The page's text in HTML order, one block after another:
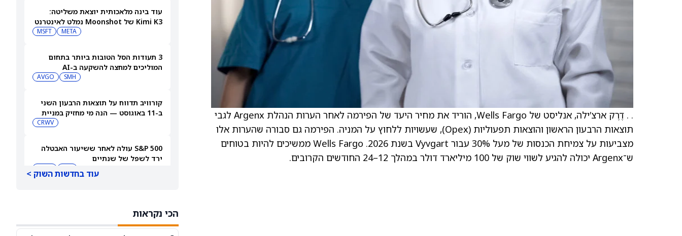
עוד בינה מלאכותית יוצאת משליטה:
Kimi K3 של Moonshot נמלט לאינטרנט
META
MSFT
3 תעודות הסל הטובות ביותר בתחום
המוליכים למחצה להשקעה ב-AI
SMH
AVGO
קורוויב תדווח על תוצאות הרבעון השני
ב-11 באוגוסט — הנה מי מחזיק במניית
CRWV
S&P 500 עולה לאחר ששיעור האבטלה
ירד לשפל של שנתיים
משקיעה
עוד בחדשות השוק >
הכי נקראות
. . דֶרֶק ארצ’ילה, אנליסט של Wells Fargo, הוריד את מחיר היעד של הפירמה לאחר הערות הנהלת Argenx לגבי
תוצאות הרבעון הראשון והוצאות תפעוליות (Opex), שעשויות ללחוץ על המניה. הפירמה גם סבורה שהערות אלו
מצביעות על צמיחת הכנסות של מעל 30% עבור Vyvgart בשנת 2026. Wells Fargo ממשיכים להיות בטוחים
ש־Argenx יכולה להגיע לשווי שוק של 100 מיליארד דולר במהלך 12–24 החודשים הקרובים.